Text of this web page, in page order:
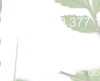
640 377
C/ Museu, 17 -